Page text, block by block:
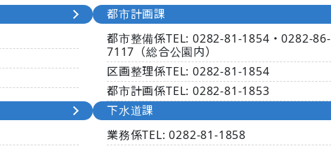
都市計画課
都市整備係TEL: 0282‐81-1854・0282‐86-
7117（総合公園内）
区画整理係TEL: 0282‐81-1854
都市計画係TEL: 0282‐81-1853
下水道課
業務係TEL:0282‐81-1858